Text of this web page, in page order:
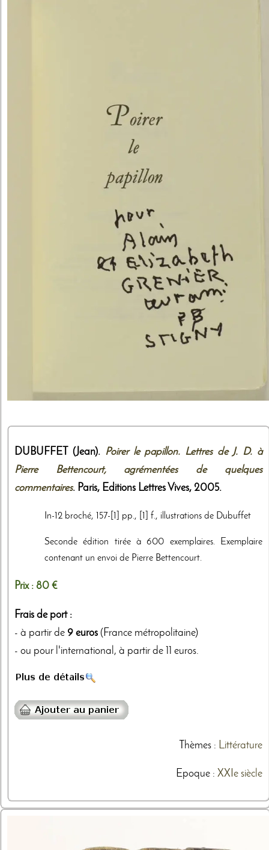
DUBUFFET (Jean). Poirer le papillon. Lettres de J. D. à
Pierre Bettencourt, agrémentées de quelques
commentaires. Paris, Editions Lettres Vives, 2005.
In-12 broché, 157-[1] pp., [1] f., illustrations de Dubuffet
Seconde édition tirée à 600 exemplaires. Exemplaire
contenant un envoi de Pierre Bettencourt.
Prix : 80 €
Frais de port :
- à partir de 9 euros (France métropolitaine)
- ou pour l'international, à partir de 11 euros.
Thèmes: Littérature
Epoque : XXIe siècle